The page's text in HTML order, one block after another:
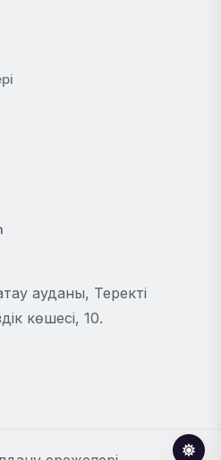
ауданы, Теректі
көшесі, 10.